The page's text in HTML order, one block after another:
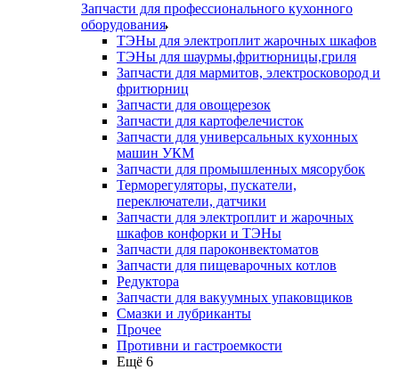
Запчасти для профессионального кухонного
оборудования
ТЭНы для электроплит жарочных шкафов
ТЭНы для шаурмы,фритюрницы,гриля
Запчасти для мармитов, электросковород и
фритюрниц
Запчасти для овощерезок
Запчасти для картофелечисток
Запчасти для универсальных кухонных
машин УКМ
Запчасти для промышленных мясорубок
Терморегуляторы, пускатели,
переключатели, датчики
Запчасти для электроплит и жарочных
шкафов конфорки и ТЭНы
Запчасти для пароконвектоматов
Запчасти для пищеварочных котлов
Редуктора
Запчасти для вакуумных упаковщиков
Смазки и лубриканты
Прочее
Противни и гастроемкости
Ещё 6